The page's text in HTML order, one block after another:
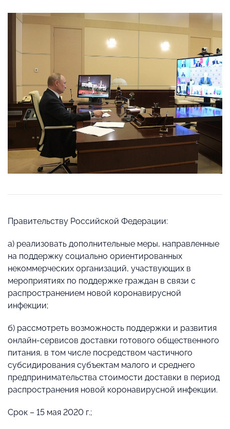
Правительству Российской Федерации:
а) реализовать дополнительные меры, направленные
на поддержку социально ориентированных
некоммерческих организаций, участвующих в
мероприятиях по поддержке граждан в связи с
распространением новой коронавирусной
инфекции;
б) рассмотреть возможность поддержки и развития
онлайн-сервисов доставки готового общественного
питания, в том числе посредством частичного
субсидирования субъектам малого и среднего
предпринимательства стоимости доставки в период
распространения новой коронавирусной инфекции.
Срок – 15 мая 2020 г.;